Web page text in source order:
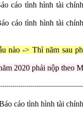
cáo tình hình tài
cáo tình hình tài
nào -> Thì năm sau
2020 phải nộp theo
cáo tình hình tài